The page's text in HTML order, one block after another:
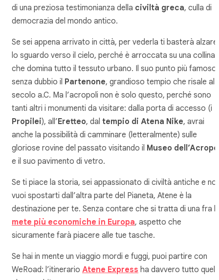
di una preziosa testimonianza della civiltà greca, culla di
democrazia del mondo antico.
Se sei appena arrivato in città, per vederla ti basterà alzare
lo sguardo verso il cielo, perché è arroccata su una collina
che domina tutto il tessuto urbano. Il suo punto più famoso
senza dubbio il Partenone, grandioso tempio che risale al
secolo a.C. Ma l’acropoli non è solo questo, perché sono
tanti altri i monumenti da visitare: dalla porta di accesso (i
Propilei), all’Eretteo, dal tempio di Atena Nike, avrai
anche la possibilità di camminare (letteralmente) sulle
gloriose rovine del passato visitando il Museo
e il suo pavimento di vetro.
Se ti piace la storia, sei appassionato di civiltà antiche e
vuoi spostarti dall’altra parte del Pianeta, Atene è la
destinazione per te. Senza contare che si tratta di una fra
mete più economiche in Europa, aspetto che
sicuramente farà piacere alle tue tasche.
Se hai in mente un viaggio mordi e fuggi, puoi partire con
WeRoad: l’itinerario Atene Express ha davvero tutto